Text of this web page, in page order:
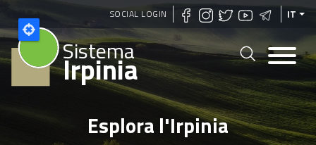
Salta
al
contenuto
principale
SOCIAL LOGIN IT
Sistema
Irpinia
Esplora l'Irpinia